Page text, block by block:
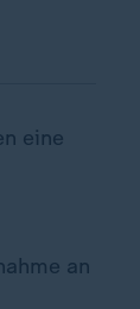
eine
an